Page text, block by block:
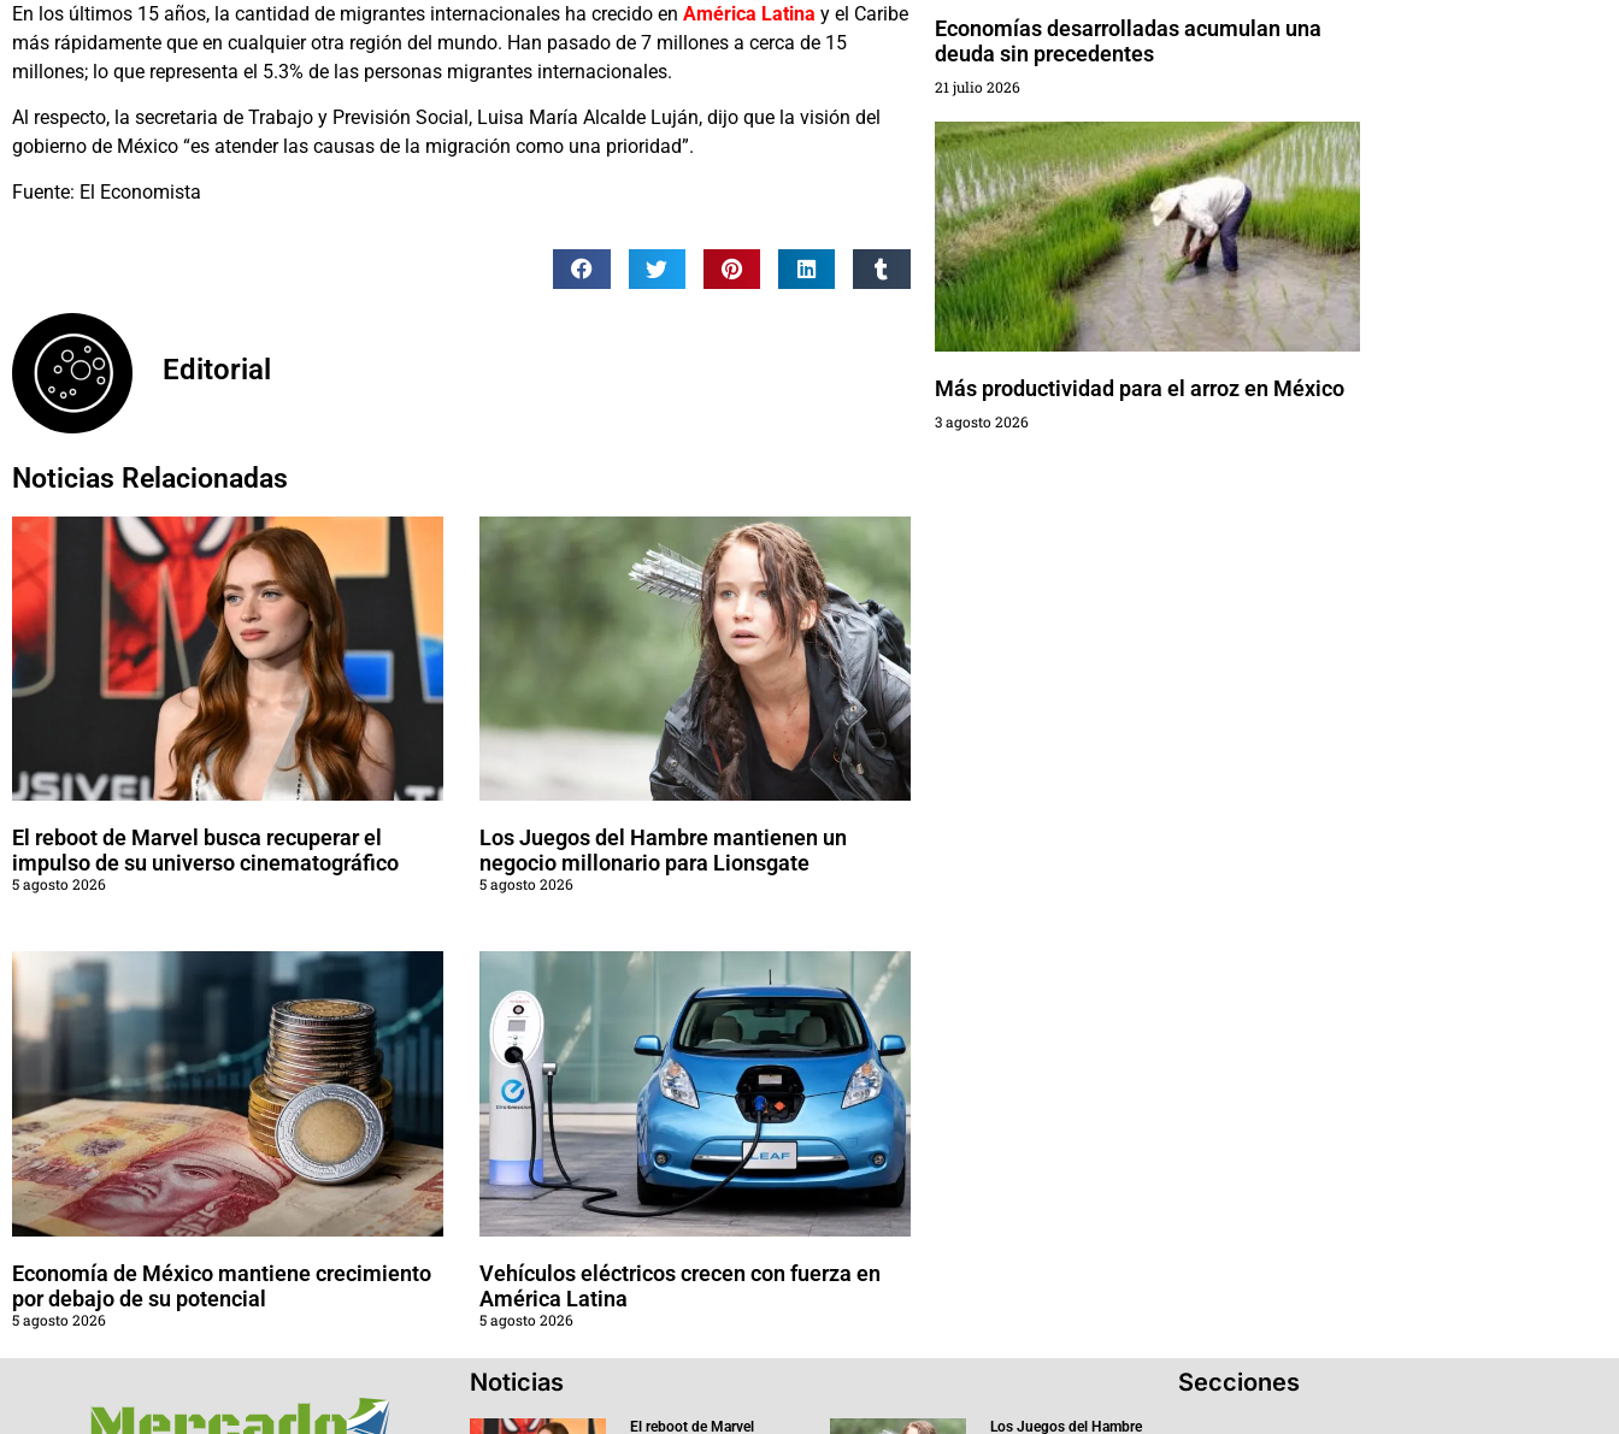
En los últimos 15 años, la cantidad de migrantes internacionales ha crecido en América Latina y el Caribe
más rápidamente que en cualquier otra región del mundo. Han pasado de 7 millones a cerca de 15
millones; lo que representa el 5.3% de las personas migrantes internacionales.
Al respecto, la secretaria de Trabajo y Previsión Social, Luisa María Alcalde Luján, dijo que la visión del
gobierno de México “es atender las causas de la migración como una prioridad”.
Fuente: El Economista
Editorial
Noticias Relacionadas
El reboot de Marvel busca recuperar el
impulso de su universo cinematográfico
5 agosto 2026
Los Juegos del Hambre mantienen un
negocio millonario para Lionsgate
5 agosto 2026
Economía de México mantiene crecimiento
por debajo de su potencial
5 agosto 2026
Vehículos eléctricos crecen con fuerza en
América Latina
5 agosto 2026
Economías desarrolladas acumulan una
deuda sin precedentes
21 julio 2026
Más productividad para el arroz en México
3 agosto 2026
Noticias
El reboot de Marvel Los Juegos del Hambre
Secciones